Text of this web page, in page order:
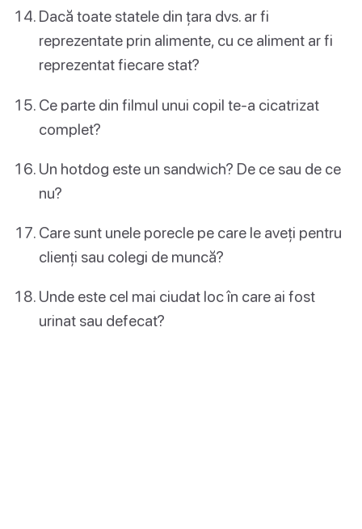
Dacă toate statele din țara dvs. ar fi
reprezentate prin alimente, cu ce aliment ar fi
reprezentat fiecare stat?
Ce parte din filmul unui copil te-a cicatrizat
complet?
Un hotdog este un sandwich? De ce sau de ce
nu?
Care sunt unele porecle pe care le aveți pentru
clienți sau colegi de muncă?
Unde este cel mai ciudat loc în care ai fost
urinat sau defecat?